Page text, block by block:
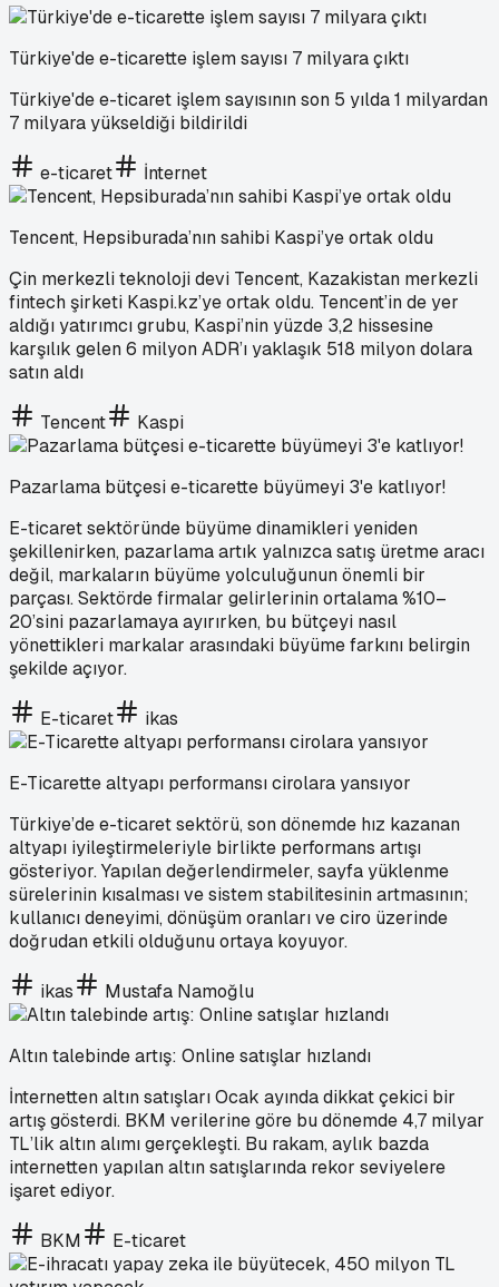
Türkiye'de e-ticarette işlem sayısı 7 milyara çıktı
Türkiye'de e-ticaret işlem sayısının son 5 yılda 1 milyardan
7 milyara yükseldiği bildirildi
e-ticaret İnternet
Tencent, Hepsiburada’nın sahibi Kaspi’ye ortak oldu
Çin merkezli teknoloji devi Tencent, Kazakistan merkezli
fintech şirketi Kaspi.kz’ye ortak oldu. Tencent’in de yer
aldığı yatırımcı grubu, Kaspi’nin yüzde 3,2 hissesine
karşılık gelen 6 milyon ADR’ı yaklaşık 518 milyon dolara
satın aldı
Tencent Kaspi
Pazarlama bütçesi e-ticarette büyümeyi 3'e katlıyor!
E-ticaret sektöründe büyüme dinamikleri yeniden
şekillenirken, pazarlama artık yalnızca satış üretme aracı
değil, markaların büyüme yolculuğunun önemli bir
parçası. Sektörde firmalar gelirlerinin ortalama %10–
20’sini pazarlamaya ayırırken, bu bütçeyi nasıl
yönettikleri markalar arasındaki büyüme farkını belirgin
şekilde açıyor.
E-ticaret ikas
E-Ticarette altyapı performansı cirolara yansıyor
Türkiye’de e-ticaret sektörü, son dönemde hız kazanan
altyapı iyileştirmeleriyle birlikte performans artışı
gösteriyor. Yapılan değerlendirmeler, sayfa yüklenme
sürelerinin kısalması ve sistem stabilitesinin artmasının;
kullanıcı deneyimi, dönüşüm oranları ve ciro üzerinde
doğrudan etkili olduğunu ortaya koyuyor.
ikas Mustafa Namoğlu
Altın talebinde artış: Online satışlar hızlandı
İnternetten altın satışları Ocak ayında dikkat çekici bir
artış gösterdi. BKM verilerine göre bu dönemde 4,7 milyar
TL’lik altın alımı gerçekleşti. Bu rakam, aylık bazda
internetten yapılan altın satışlarında rekor seviyelere
işaret ediyor.
BKM E-ticaret